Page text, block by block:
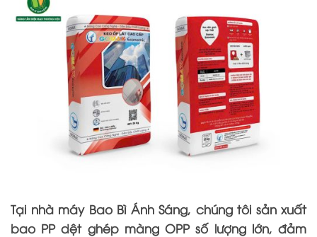
Tại nhà máy Bao Bì Ánh Sáng, chúng tôi sản xuất
bao PP dệt ghép màng OPP số lượng lớn, đảm